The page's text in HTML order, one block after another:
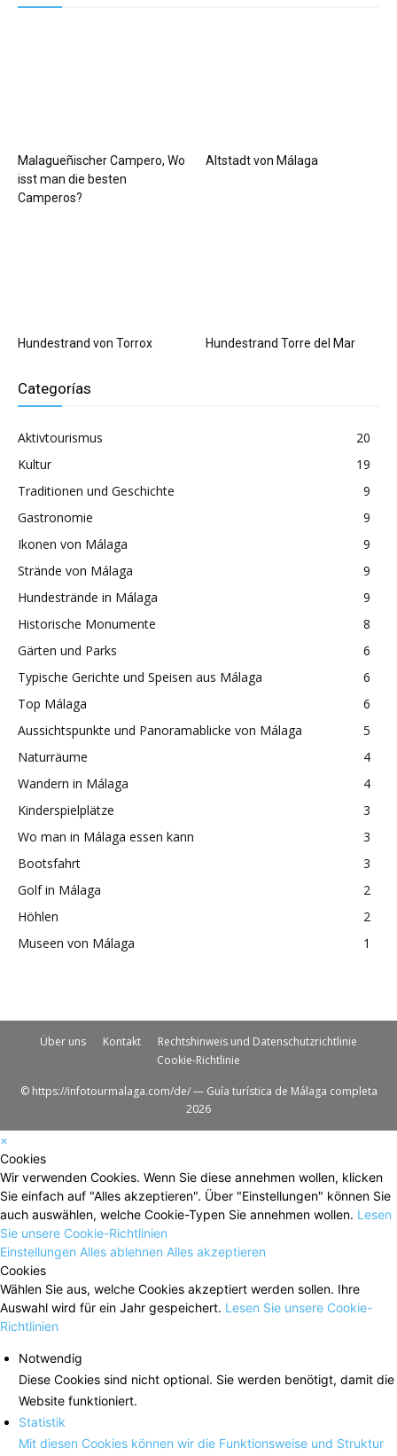
Malagueñischer Campero, Wo
isst man die besten
Camperos?
Altstadt von Málaga
Hundestrand von Torrox Hundestrand Torre del Mar
Categorías
Aktivtourismus
20
Kultur
19
Traditionen und Geschichte
9
Gastronomie
9
Ikonen von Málaga
9
Strände von Málaga
9
Hundestrände in Málaga
9
Historische Monumente
8
Gärten und Parks
6
Typische Gerichte und Speisen aus Málaga
6
Top Málaga
6
Aussichtspunkte und Panoramablicke von Málaga
5
Naturräume
4
Wandern in Málaga
4
Kinderspielplätze
3
Wo man in Málaga essen kann
3
Bootsfahrt
3
Golf in Málaga
2
Höhlen
2
Museen von Málaga
1
Über uns Kontakt
Rechtshinweis und Datenschutzrichtlinie
Cookie-Richtlinie
© https://infotourmalaga.com/de/ — Guía turística de Málaga completa
2026
×
Cookies
Wir verwenden Cookies. Wenn Sie diese annehmen wollen, klicken
Sie einfach auf "Alles akzeptieren". Über "Einstellungen" können Sie
auch auswählen, welche Cookie-Typen Sie annehmen wollen. Lesen
Sie unsere Cookie-Richtlinien
Einstellungen Alles ablehnen Alles akzeptieren
Cookies
Wählen Sie aus, welche Cookies akzeptiert werden sollen. Ihre
Auswahl wird für ein Jahr gespeichert. Lesen Sie unsere Cookie-
Richtlinien
Notwendig
Diese Cookies sind nicht optional. Sie werden benötigt, damit die
Website funktioniert.
Statistik
Mit diesen Cookies können wir die Funktionsweise und Struktur